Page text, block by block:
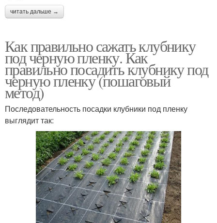
читать дальше →
Как правильно сажать клубнику
под черную пленку. Как
правильно посадить клубнику под
черную пленку (пошаговый
метод)
Последовательность посадки клубники под пленку
выглядит так: